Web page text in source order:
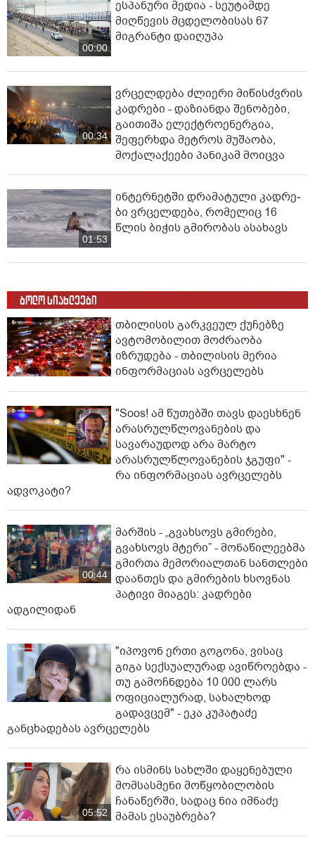
00:00
ესპანური მედია - სეუტამდე
მიღწევის მცდელობისას 67
მიგრანტი დაიღუპა
00:34
ვრცელდება ძლიერი მიწისძვრის
კადრები - დაზიანდა შენობები,
გაითიშა ელექტროენერგია,
შეფერხდა მეტროს მუშაობა,
მოქალაქეები პანიკამ მოიცვა
01:53
ინ­ტერ­ნეტ­ში დრა­მა­ტუ­ლი კად­რე­
ბი ვრცელდება, რომელიც 16
წლის ბიჭის გმირობას ასახავს
ბოლო სიახლეები
თბილისის გარკვეულ ქუჩებზე
ავტომობილით მოძრაობა
იზრუდება - თბილისის მერია
ინფორმაციას ავრცელებს
"Soos! ამ წუთებში თავს დაესხნენ
არასრულწლოვანების და
სავარაუდოდ არა მარტო
არასრულწლოვანების ჯგუფი" -
რა ინფორმაციას ავრცელებს
ადვოკატი?
00:44
მარშის - „გვახსოვს გმირები,
გვახსოვს მტერი” - მონაწილეებმა
გმირთა მემორიალთან სანთლები
დაანთეს და გმირების ხსოვნას
პატივი მიაგეს: კადრები
ადგილიდან
"იპოვონ ერთი გოგონა, ვისაც
გიგა სექსუალურად ავიწროებდა -
თუ გამოჩნდება 10 000 ლარს
ოფიციალურად, სახალხოდ
გადავცემ" - ეკა კუპატაძე
განცხადებას ავრცელებს
05:52
რა ისმინს სახლში დაყენებული
მომსასმენი მოწყობილობის
ჩანაწერში, სადაც ნია იმნაძე
მამას ესაუბრება?